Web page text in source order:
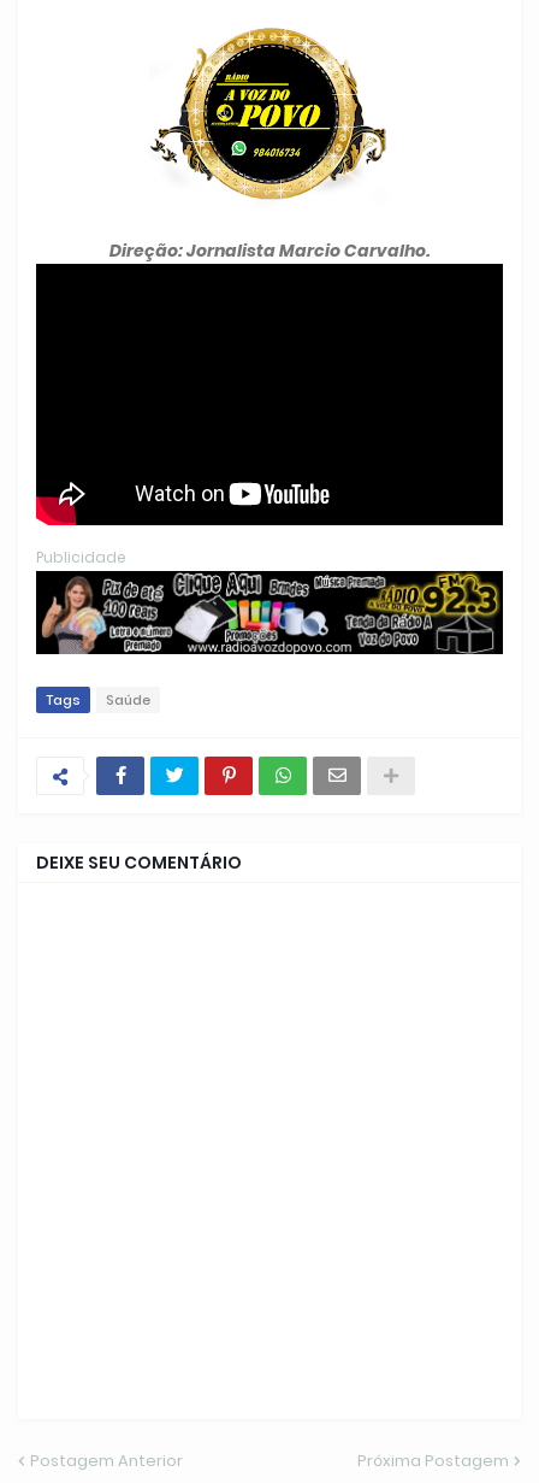
Direção: Jornalista Marcio Carvalho.
Publicidade
Tags Saúde
DEIXE SEU COMENTÁRIO
Postagem Anterior Próxima Postagem